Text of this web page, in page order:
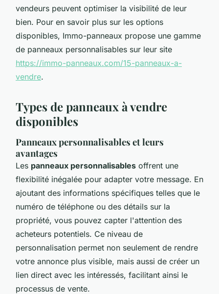
vendeurs peuvent optimiser la visibilité de leur
bien. Pour en savoir plus sur les options
disponibles, Immo-panneaux propose une gamme
de panneaux personnalisables sur leur site
https://immo-panneaux.com/15-panneaux-a-
vendre.
Types de panneaux à vendre
disponibles
Panneaux personnalisables et leurs
avantages
Les panneaux personnalisables offrent une
flexibilité inégalée pour adapter votre message. En
ajoutant des informations spécifiques telles que le
numéro de téléphone ou des détails sur la
propriété, vous pouvez capter l'attention des
acheteurs potentiels. Ce niveau de
personnalisation permet non seulement de rendre
votre annonce plus visible, mais aussi de créer un
lien direct avec les intéressés, facilitant ainsi le
processus de vente.